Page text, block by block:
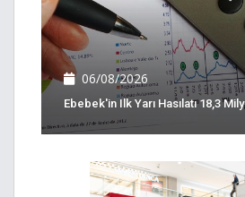
06/08/2026
Ebebek'in Ilk Yarı Hasılatı 18,3